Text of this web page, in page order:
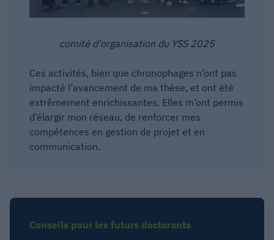
comité d'organisation du YSS 2025
Ces activités, bien que chronophages n’ont pas
impacté l’avancement de ma thèse, et ont été
extrêmement enrichissantes. Elles m’ont permis
d’élargir mon réseau, de renforcer mes
compétences en gestion de projet et en
communication.
Conseils pour les futurs doctorants